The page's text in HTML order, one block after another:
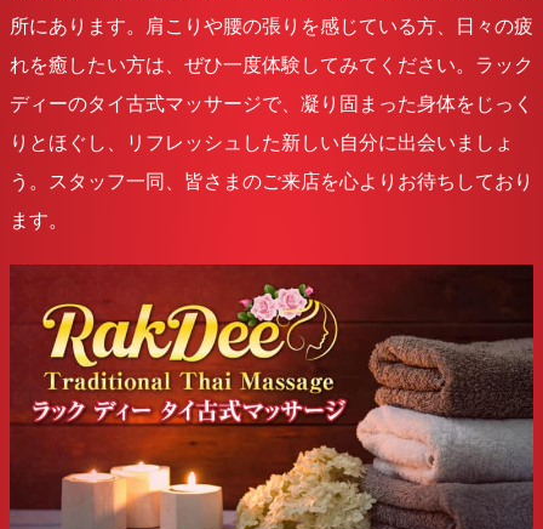
所にあります。肩こりや腰の張りを感じている方、日々の疲
れを癒したい方は、ぜひ一度体験してみてください。ラック
ディーのタイ古式マッサージで、凝り固まった身体をじっく
りとほぐし、リフレッシュした新しい自分に出会いましょ
う。スタッフ一同、皆さまのご来店を心よりお待ちしており
ます。